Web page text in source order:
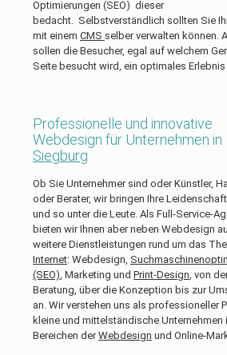
Optimierungen (SEO) dieser
bedacht. Selbstverständlich sollten Sie
mit einem CMS selber verwalten können.
sollen die Besucher, egal auf welchem
Seite besucht wird, ein optimales Erlebnis
Professionelle und innovative
Webdesign für Unternehmen in
Siegburg
Ob Sie Unternehmer sind oder Künstler,
oder Berater, wir bringen Ihre
und so unter die Leute. Als Full-Service-
bieten wir Ihnen aber neben Webdesign
weitere Dienstleistungen rund um das
Internet: Webdesign,
(SEO) , Marketing und Print-Design , von
Beratung, über die Konzeption bis zur
an. Wir verstehen uns als professioneller
kleine und mittelständische Unternehmen
Bereichen derWebdesign und Online-